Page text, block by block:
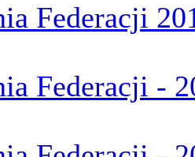
Federacji
Federacji -